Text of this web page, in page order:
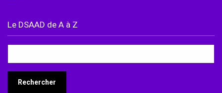
Le DSAAD de A à Z